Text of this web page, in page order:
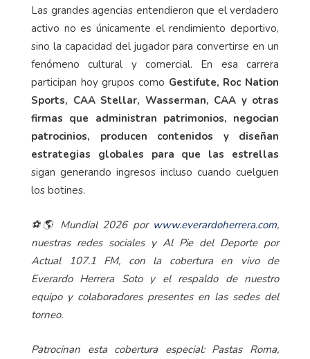
Las grandes agencias entendieron que el verdadero
activo no es únicamente el rendimiento deportivo,
sino la capacidad del jugador para convertirse en un
fenómeno cultural y comercial. En esa carrera
participan hoy grupos como Gestifute, Roc Nation
Sports, CAA Stellar, Wasserman, CAA y otras
firmas que administran patrimonios, negocian
patrocinios, producen contenidos y diseñan
estrategias globales para que las estrellas
sigan generando ingresos incluso cuando cuelguen
los botines.
⚽🌎 Mundial 2026 por www.everardoherrera.com,
nuestras redes sociales y Al Pie del Deporte por
Actual 107.1 FM, con la cobertura en vivo de
Everardo Herrera Soto y el respaldo de nuestro
equipo y colaboradores presentes en las sedes del
torneo.
Patrocinan esta cobertura especial: Pastas Roma,